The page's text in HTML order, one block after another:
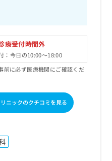
療受付時間外
：今日の10:00～18:00
前に必ず医療機関にご確認くだ
ニックのクチコミを見る